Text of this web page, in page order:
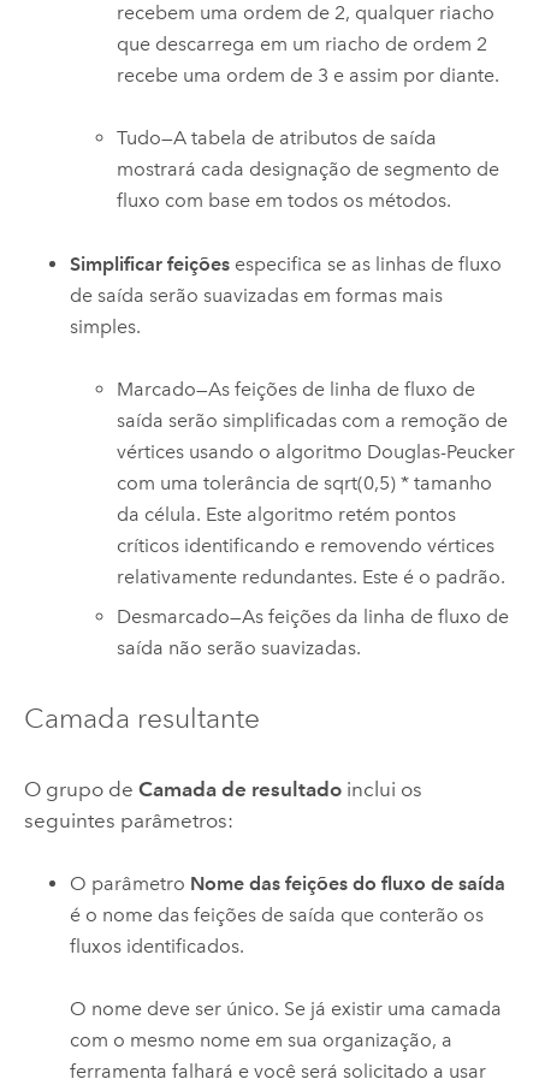
recebem uma ordem de 2, qualquer riacho
que descarrega em um riacho de ordem 2
recebe uma ordem de 3 e assim por diante.
Tudo—A tabela de atributos de saída
mostrará cada designação de segmento de
fluxo com base em todos os métodos.
Simplificar feições especifica se as linhas de fluxo
de saída serão suavizadas em formas mais
simples.
Marcado—As feições de linha de fluxo de
saída serão simplificadas com a remoção de
vértices usando o algoritmo Douglas-Peucker
com uma tolerância de sqrt(0,5) * tamanho
da célula. Este algoritmo retém pontos
críticos identificando e removendo vértices
relativamente redundantes. Este é o padrão.
Desmarcado—As feições da linha de fluxo de
saída não serão suavizadas.
Camada resultante
O grupo de Camada de resultadoinclui os
seguintes parâmetros:
O parâmetro Nome das feições do fluxo de saída
é o nome das feições de saída que conterão os
fluxos identificados.
O nome deve ser único. Se já existir uma camada
com o mesmo nome em sua organização, a
ferramenta falhará e você será solicitado a usar